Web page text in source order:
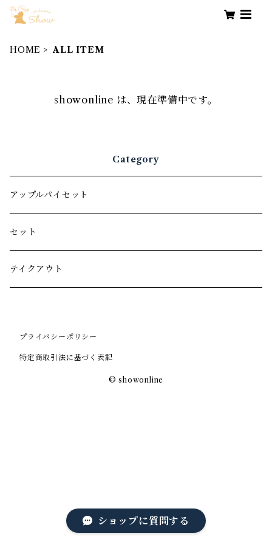
HOME ALL ITEM
showonline は、現在準備中です。
Category
アップルパイセット
セット
テイクアウト
プライバシーポリシー
特定商取引法に基づく表記
© showonline
ショップに質問する